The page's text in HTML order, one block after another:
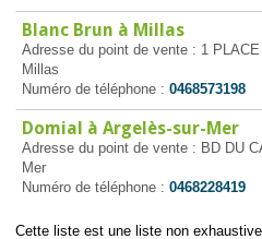
Blanc Brun à Millas
Adresse du point de vente : 1
Millas
Numéro de téléphone : 0468573198
Domial à Argelès-sur-Mer
Adresse du point de vente : BD DU
Mer
Numéro de téléphone : 0468228419
Cette liste est une liste non